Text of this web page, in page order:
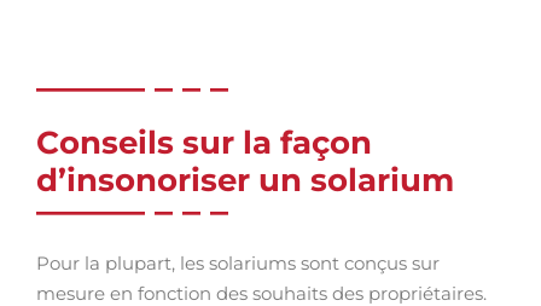
Conseils sur la façon
d’insonoriser un solarium
Pour la plupart, les solariums sont conçus sur
mesure en fonction des souhaits des propriétaires.